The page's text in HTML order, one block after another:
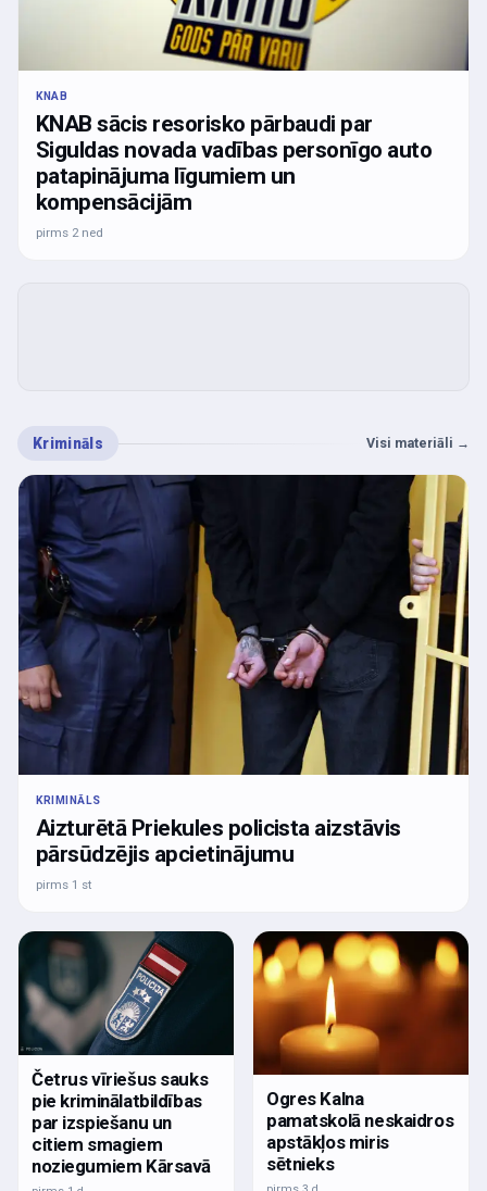
KNAB
KNAB sācis resorisko pārbaudi par
Siguldas novada vadības personīgo auto
patapinājuma līgumiem un
kompensācijām
pirms 2 ned
Krimināls Visi materiāli →
KRIMINĀLS
Aizturētā Priekules policista aizstāvis
pārsūdzējis apcietinājumu
pirms 1 st
Četrus vīriešus sauks
pie kriminālatbildības
par izspiešanu un
citiem smagiem
noziegumiem Kārsavā
Ogres Kalna
pamatskolā neskaidros
apstākļos miris
sētnieks